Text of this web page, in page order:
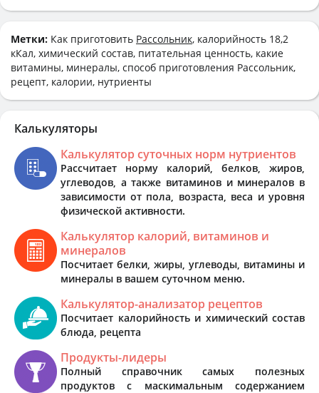
Метки: Как приготовить Рассольник, калорийность 18,2
кКал, химический состав, питательная ценность, какие
витамины, минералы, способ приготовления Рассольник,
рецепт, калории, нутриенты
Калькуляторы
Калькулятор суточных норм нутриентов
Рассчитает норму калорий, белков, жиров,
углеводов, а также витаминов и минералов в
зависимости от пола, возраста, веса и уровня
физической активности.
Калькулятор калорий, витаминов и
минералов
Посчитает белки, жиры, углеводы, витамины и
минералы в вашем суточном меню.
Калькулятор-анализатор рецептов
Посчитает калорийность и химический состав
блюда, рецепта
Продукты-лидеры
Полный справочник самых полезных
продуктов с маскимальным содержанием